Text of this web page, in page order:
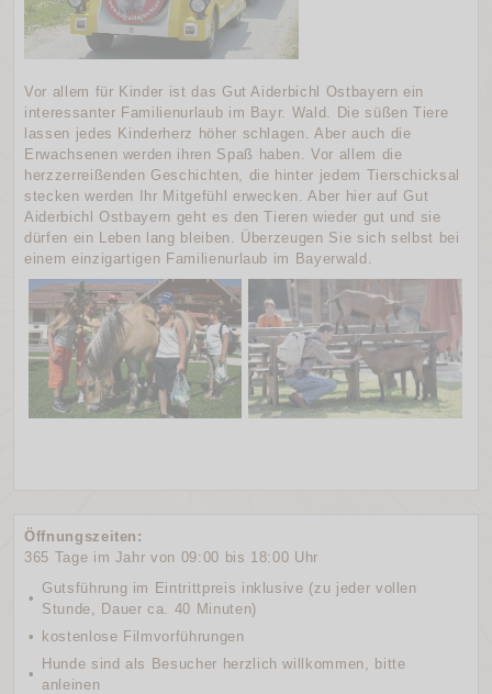
Vor allem für Kinder ist das Gut Aiderbichl Ostbayern ein
interessanter Familienurlaub im Bayr. Wald. Die süßen Tiere
lassen jedes Kinderherz höher schlagen. Aber auch die
Erwachsenen werden ihren Spaß haben. Vor allem die
herzzerreißenden Geschichten, die hinter jedem Tierschicksal
stecken werden Ihr Mitgefühl erwecken. Aber hier auf Gut
Aiderbichl Ostbayern geht es den Tieren wieder gut und sie
dürfen ein Leben lang bleiben. Überzeugen Sie sich selbst bei
einem einzigartigen Familienurlaub im Bayerwald.
Öffnungszeiten:
365 Tage im Jahr von 09:00 bis 18:00 Uhr
•
Gutsführung im Eintrittpreis inklusive (zu jeder vollen
Stunde, Dauer ca. 40 Minuten)
•
kostenlose Filmvorführungen
•
Hunde sind als Besucher herzlich willkommen, bitte
anleinen